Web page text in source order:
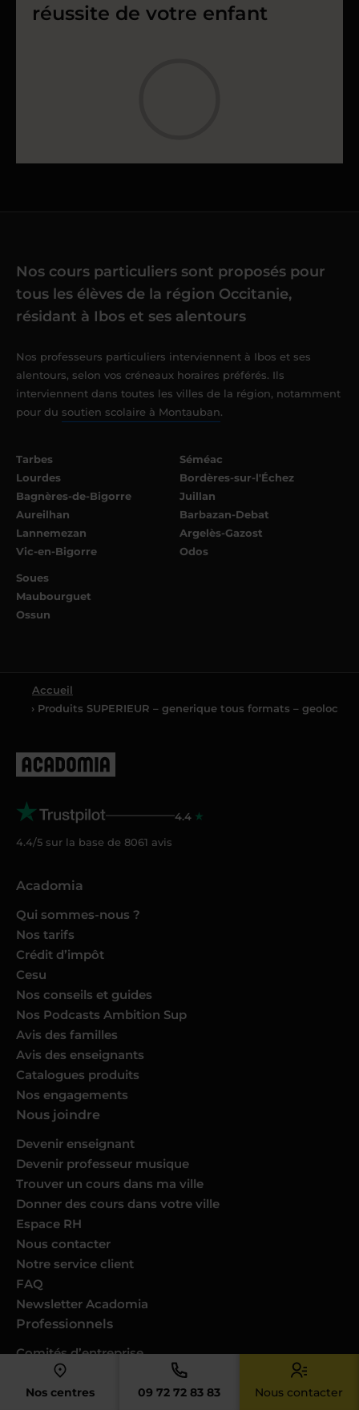
Nos centres 09 72 72 83 83 Nous contacter
réussite de votre enfant
Nos cours particuliers sont proposés pour
tous les élèves de la région Occitanie,
résidant à Ibos et ses alentours
Nos professeurs particuliers interviennent à Ibos et ses
alentours, selon vos créneaux horaires préférés. Ils
interviennent dans toutes les villes de la région, notamment
pour du soutien scolaire à Montauban.
Tarbes
Lourdes
Bagnères-de-Bigorre
Aureilhan
Lannemezan
Vic-en-Bigorre
Séméac
Bordères-sur-l'Échez
Juillan
Barbazan-Debat
Argelès-Gazost
Odos
Soues
Maubourguet
Ossun
Accueil
› Produits SUPERIEUR – generique tous formats – geoloc
4.4
4.4/5 sur la base de 8061 avis
Acadomia
Qui sommes-nous ?
Nos tarifs
Crédit d’impôt
Cesu
Nos conseils et guides
Nos Podcasts Ambition Sup
Avis des familles
Avis des enseignants
Catalogues produits
Nos engagements
Nous joindre
Devenir enseignant
Devenir professeur musique
Trouver un cours dans ma ville
Donner des cours dans votre ville
Espace RH
Nous contacter
Notre service client
FAQ
Newsletter Acadomia
Professionnels
Comités d’entreprise
Collectivités
Partenaires